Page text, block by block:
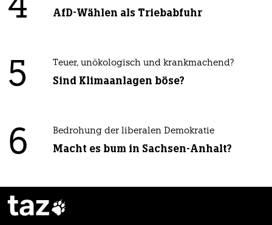
4 AfD-Wählen als Triebabfuhr
5 Teuer, unökologisch und krankmachend?
Sind Klimaanlagen böse?
6 Bedrohung der liberalen Demokratie
Macht es bum in Sachsen-Anhalt?
taz